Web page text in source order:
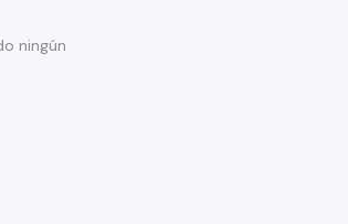
ningún